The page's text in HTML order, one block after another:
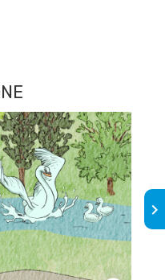
keyboard_arrow_right